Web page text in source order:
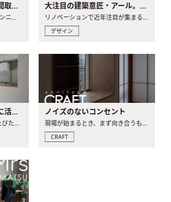
リノベーションで人気の間取りとは？トレンドの間取りと実例を徹底解説
リノベーション(リノベ)のプランニングで一番最初に決めるのは..
大注目の建築意匠・アール。人気の理由と空間に取り入れるポイント
リノベーションで近年注目が集まる建築意匠の一つであるアール..
デザイン
動かせない柱はおしゃれに活用！柱を魅せるリノベーション(リノベ)4選
間取り変更を検討する際に、たびたび皆さんの頭を悩ませる動か..
ノイズのないコンセント
現場が始まるとき、まず向き合うものの一つがコンセントです..
CRAFT